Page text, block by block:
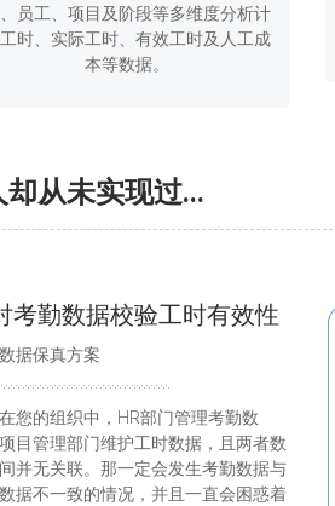
员工、项目及阶段等多维度分析计
时、实际工时、有效工时及人工成
本等数据。
从未实现过...
考勤数据校验工时有效性
据保真方案
您的组织中，HR部门管理考勤数
目管理部门维护工时数据，且两者数
并无关联。那一定会发生考勤数据与
据不一致的情况，并且一直会困惑着